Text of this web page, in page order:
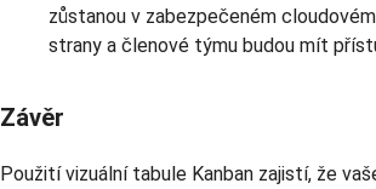
zůstanou v zabezpečeném
strany a členové týmu budou mít
Závěr
Použití vizuální tabule Kanban zajistí, že